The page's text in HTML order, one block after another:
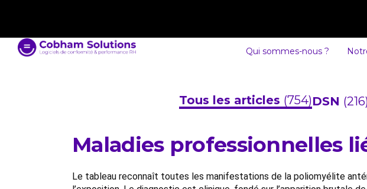
Qui sommes-nous ?
Tous les articles (754)DSN
Maladies professionnelles
Le tableau reconnaît toutes les manifestations de la poliomyélite